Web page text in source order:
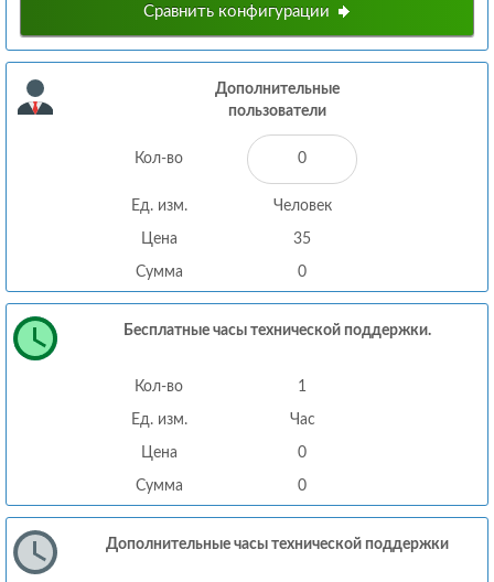
Сравнить конфигурации
Дополнительные
пользователи
Кол-во
Ед. изм. Человек
Цена 35
Сумма 0
Бесплатные часы технической поддержки.
Кол-во 1
Ед. изм. Час
Цена 0
Сумма 0
Дополнительные часы технической поддержки